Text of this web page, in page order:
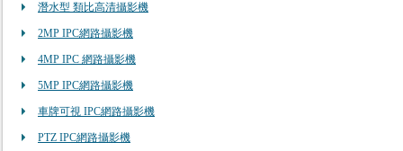
潛水型 類比高清攝影機
2MP IPC網路攝影機
4MP IPC 網路攝影機
5MP IPC網路攝影機
車牌可視 IPC網路攝影機
PTZ IPC網路攝影機